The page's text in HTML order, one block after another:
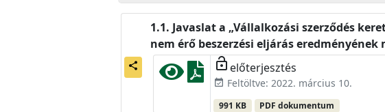
share
Javaslat a „Vállalkozási szerződés
nem érő beszerzési eljárás eredményének
lock_open előterjesztés
event_available Feltöltve: 2022. március 10.
991 KB PDF dokumentum